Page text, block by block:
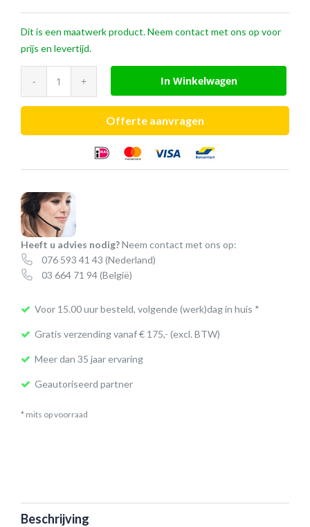
Dit is een maatwerk product. Neem contact met ons op voor
prijs en levertijd.
snoer
BST
aantal
In Winkelwagen
Offerte aanvragen
Heeft u advies nodig?Neem contact met ons op:
076 593 41 43 (Nederland)
03 664 71 94(België)
Voor 15.00 uur besteld, volgende (werk)dag in huis *
Gratis verzending vanaf € 175,- (excl. BTW)
Meer dan 35 jaar ervaring
Geautoriseerd partner
* mits op voorraad
Beschrijving